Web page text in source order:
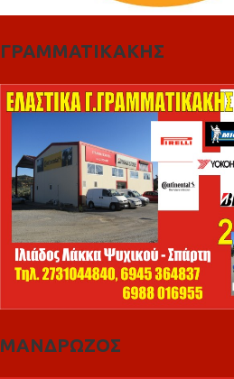
ΓΡΑΜΜΑΤΙΚΑΚΗΣ
ΜΑΝΔΡΩΖΟΣ